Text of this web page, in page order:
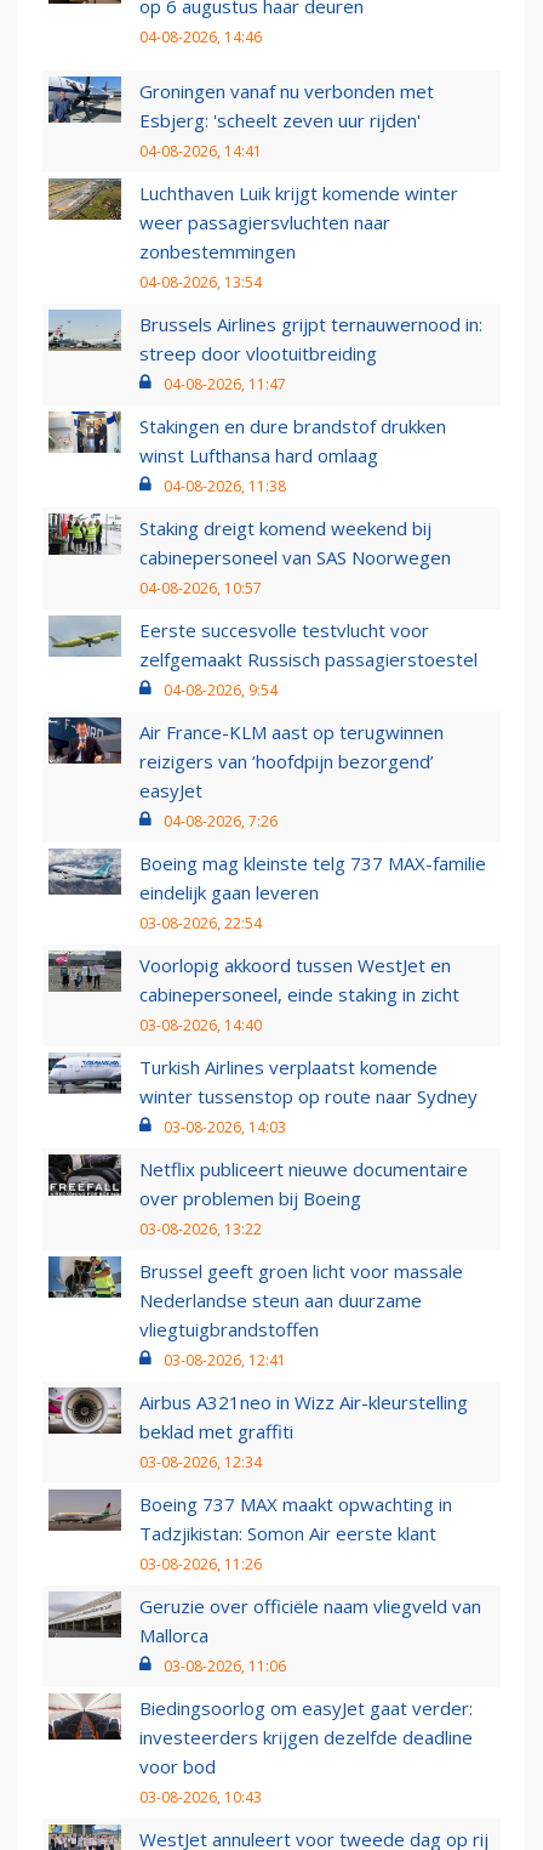
op 6 augustus haar deuren
04-08-2026, 14:46
Groningen vanaf nu verbonden met
Esbjerg: 'scheelt zeven uur rijden'
04-08-2026, 14:41
Luchthaven Luik krijgt komende winter
weer passagiersvluchten naar
zonbestemmingen
04-08-2026, 13:54
Brussels Airlines grijpt ternauwernood in:
streep door vlootuitbreiding
04-08-2026, 11:47
Stakingen en dure brandstof drukken
winst Lufthansa hard omlaag
04-08-2026, 11:38
Staking dreigt komend weekend bij
cabinepersoneel van SAS Noorwegen
04-08-2026, 10:57
Eerste succesvolle testvlucht voor
zelfgemaakt Russisch passagierstoestel
04-08-2026, 9:54
Air France-KLM aast op terugwinnen
reizigers van ‘hoofdpijn bezorgend’
easyJet
04-08-2026, 7:26
Boeing mag kleinste telg 737 MAX-familie
eindelijk gaan leveren
03-08-2026, 22:54
Voorlopig akkoord tussen WestJet en
cabinepersoneel, einde staking in zicht
03-08-2026, 14:40
Turkish Airlines verplaatst komende
winter tussenstop op route naar Sydney
03-08-2026, 14:03
Netflix publiceert nieuwe documentaire
over problemen bij Boeing
03-08-2026, 13:22
Brussel geeft groen licht voor massale
Nederlandse steun aan duurzame
vliegtuigbrandstoffen
03-08-2026, 12:41
Airbus A321neo in Wizz Air-kleurstelling
beklad met graffiti
03-08-2026, 12:34
Boeing 737 MAX maakt opwachting in
Tadzjikistan: Somon Air eerste klant
03-08-2026, 11:26
Geruzie over officiële naam vliegveld van
Mallorca
03-08-2026, 11:06
Biedingsoorlog om easyJet gaat verder:
investeerders krijgen dezelfde deadline
voor bod
03-08-2026, 10:43
WestJet annuleert voor tweede dag op rij